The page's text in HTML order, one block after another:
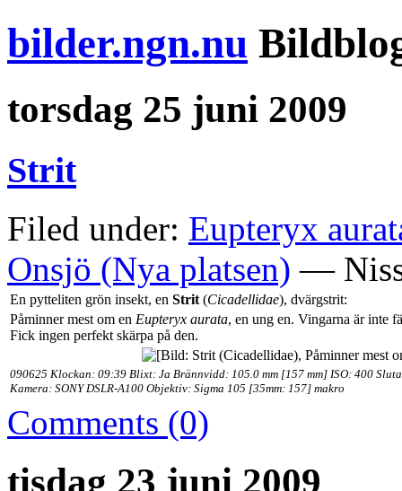
bilder.ngn.nu
torsdag 25 juni 2009
Strit
Filed under: Eupteryx
Onsjö (Nya platsen) —
En pytteliten grön insekt, en Strit (Cicadellidae), dvärgstrit:
Påminner mest om en Eupteryx aurata, en ung en. Vingarna är inte
Fick ingen perfekt skärpa på den.
090625 Klockan: 09:39 Blixt: Ja Brännvidd: 105.0 mm [157 mm] ISO: 400
Kamera: SONY DSLR-A100 Objektiv: Sigma 105 [35mm: 157] makro
Comments (0)
tisdag 23 juni 2009